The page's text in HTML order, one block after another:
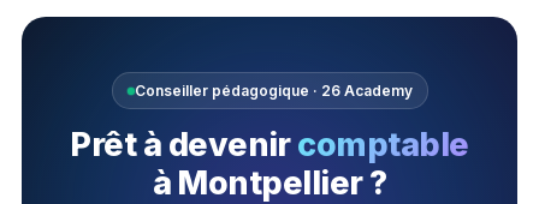
Conseiller pédagogique · 26 Academy
Prêt à devenircomptable
à Montpellier ?